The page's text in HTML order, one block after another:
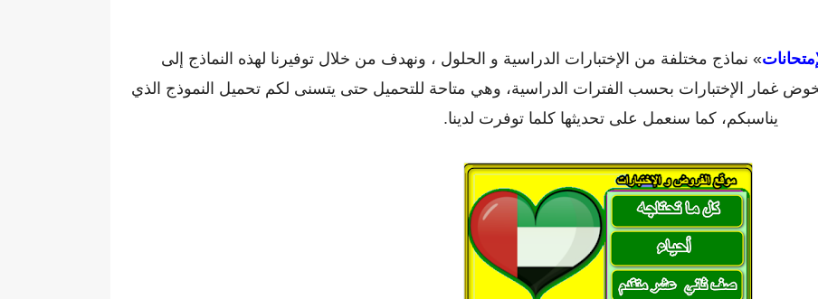
» نماذج مختلفة من الإختبارات الدراسية و الحلول ، ونهدف من خلال توفيرنا لهذه النماذج إلى
غمار الإختبارات بحسب الفترات الدراسية، وهي متاحة للتحميل حتى يتسنى لكم تحميل النموذج الذي
يناسبكم، كما سنعمل على تحديثها كلما توفرت لدينا.